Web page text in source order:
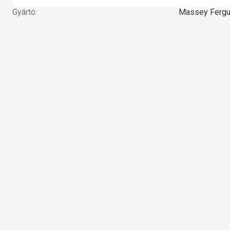
Gyártó: Massey